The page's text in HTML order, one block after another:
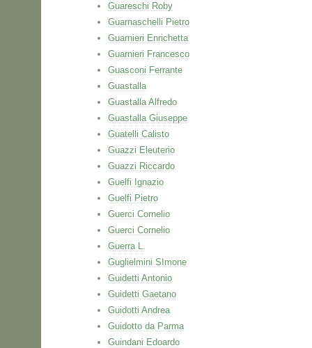
Guareschi Roby
Guarnaschelli Pietro
Guarnieri Enrichetta
Guarnieri Francesco
Guasconi Ferrante
Guastalla
Guastalla Alfredo
Guastalla Giuseppe
Guatelli Calisto
Guazzi Eleuterio
Guazzi Riccardo
Guelfi Ignazio
Guelfi Pietro
Guerci Cornelio
Guerci Cornelio
Guerra L.
Guglielmini SImone
Guidetti Antonio
Guidetti Gaetano
Guidotti Andrea
Guidotto da Parma
Guindani Edoardo